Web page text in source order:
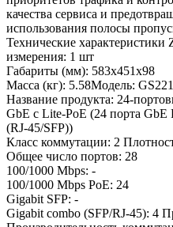
качества сервиса и
использования полосы
Технические
измерения: 1 шт
Габариты (мм): 583x451x98
Масса (кг): 5.58Модель:
Название продукта: 24-
GbE с Lite-PoE (24 порта GbE
(RJ-45/SFP))
Класс коммутации: 2
Общее число портов: 28
100/1000 Mbps: -
100/1000 Mbps PoE: 24
Gigabit SFP: -
Gigabit combo (SFP/RJ-45): 4